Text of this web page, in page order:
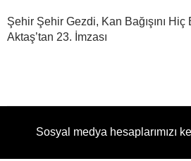
Şehir Şehir Gezdi, Kan Bağışını Hiç
Aktaş’tan 23. İmzası
Sosyal medya hesaplarımızı